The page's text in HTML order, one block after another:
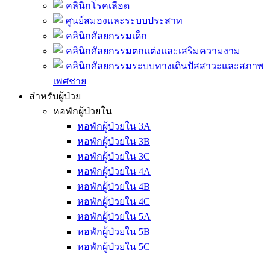
คลินิกโรคเลือด
ศูนย์สมองและระบบประสาท
คลินิกศัลยกรรมเด็ก
คลินิกศัลยกรรมตกแต่งและเสริมความงาม
คลินิกศัลยกรรมระบบทางเดินปัสสาวะและสภาพ
เพศชาย
สำหรับผู้ป่วย
หอพักผู้ป่วยใน
หอพักผู้ป่วยใน 3A
หอพักผู้ป่วยใน 3B
หอพักผู้ป่วยใน 3C
หอพักผู้ป่วยใน 4A
หอพักผู้ป่วยใน 4B
หอพักผู้ป่วยใน 4C
หอพักผู้ป่วยใน 5A
หอพักผู้ป่วยใน 5B
หอพักผู้ป่วยใน 5C